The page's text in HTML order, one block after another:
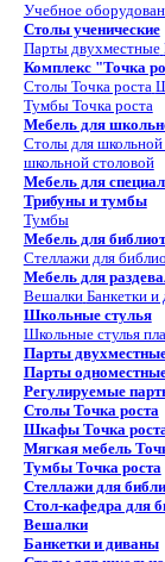
Учебное
Столы ученические
Парты двухместные
Комплекс "Точка
Столы Точка роста
Тумбы Точка роста
Мебель для
Столы для школьной
школьной столовой
Мебель для
Трибуны и тумбы
Тумбы
Мебель для
Стеллажи для
Мебель для
Вешалки Банкетки и
Школьные стулья
Школьные стулья
Парты
Парты
Регулируемые
Столы Точка роста
Шкафы Точка
Мягкая мебель
Тумбы Точка роста
Стеллажи для
Стол-кафедра для
Вешалки
Банкетки и диваны